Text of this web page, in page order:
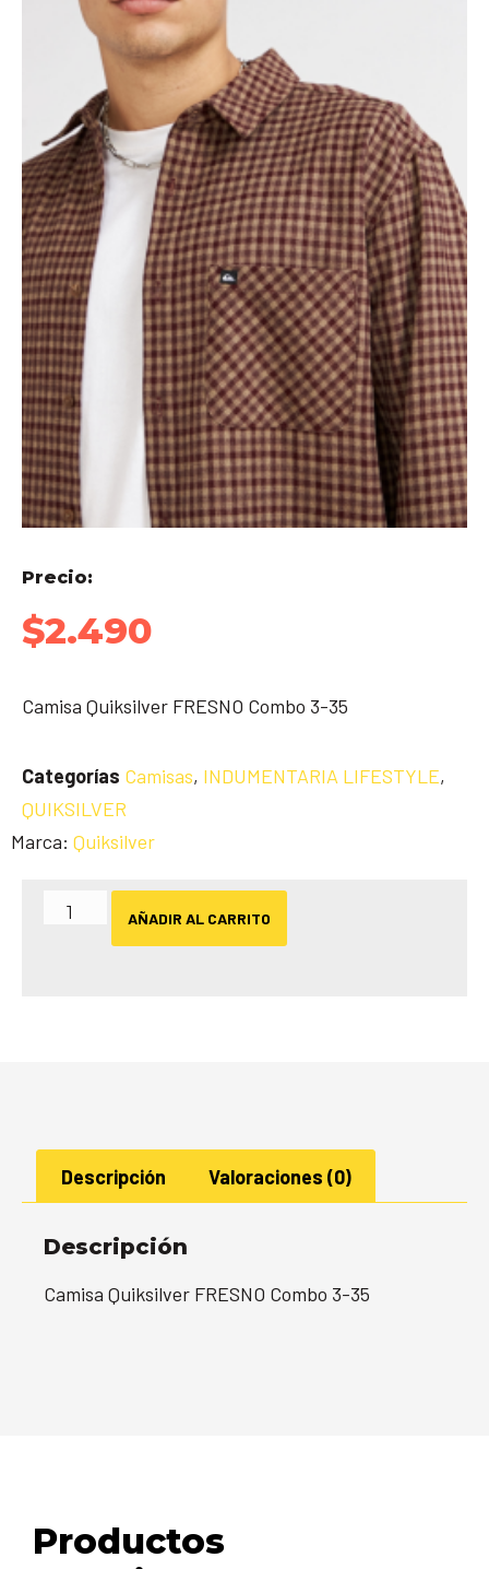
Precio:
$2.490
Camisa Quiksilver FRESNO Combo 3-35
Categorías Camisas, INDUMENTARIA LIFESTYLE,
QUIKSILVER
Marca: Quiksilver
AÑADIR AL CARRITO
Descripción Valoraciones (0)
Descripción
Camisa Quiksilver FRESNO Combo 3-35
Productos